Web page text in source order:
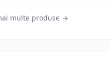
multe produse →